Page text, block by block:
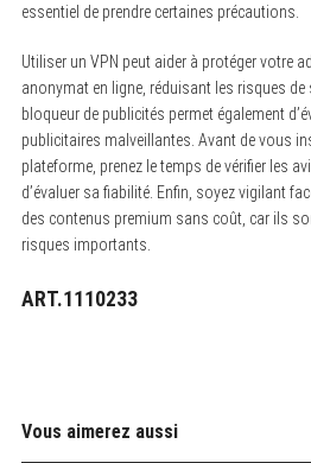
essentiel de prendre certaines précautions.
Utiliser un VPN peut aider à protéger votre
anonymat en ligne, réduisant les risques de
bloqueur de publicités permet également
publicitaires malveillantes. Avant de vous
plateforme, prenez le temps de vérifier les
d’évaluer sa fiabilité. Enfin, soyez vigilant
des contenus premium sans coût, car ils
risques importants.
ART.1110233
Vous aimerez aussi